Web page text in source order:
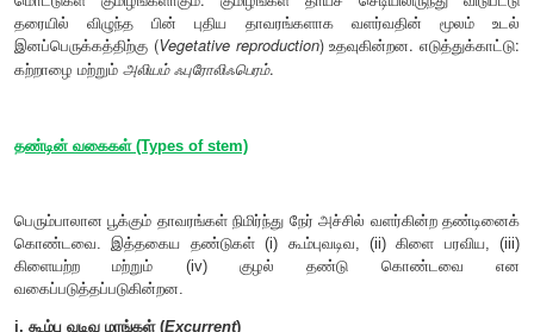
நீட்சியடையாத குறுக்கப்பட்ட அச்சும், மூடிய இளம் இலைகள்
அமைந்திருக்கும். இந்த மொட்டுகள் வளர்ச்சியடையும்
பகுதிகள் நீண்டு இலைகள் விரிவடைகின்றன. மொட்டின்
மொட்டுகளைப் பின்வருமாறு வகைப்படுத்தலாம். (அ) உச்சி
பின்வருமாறு வகைப்படுத்தலாம். (அ) உடல மொட்டு (ஆ)
இனப்பெருக்க மொட்டு.
1. உச்சி அல்லது நுனி மொட்டு:
கிளைகளின் நுனிகளிலோ அமைந்திருக்கும்.